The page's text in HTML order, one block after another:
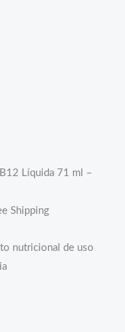
Líquida 71 ml –
Shipping
nutricional de uso